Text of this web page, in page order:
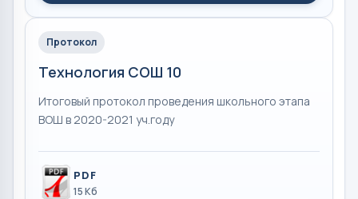
Протокол
Технология СОШ 10
Итоговый протокол проведения школьного этапа
ВОШ в 2020-2021 уч.году
PDF
15 Кб